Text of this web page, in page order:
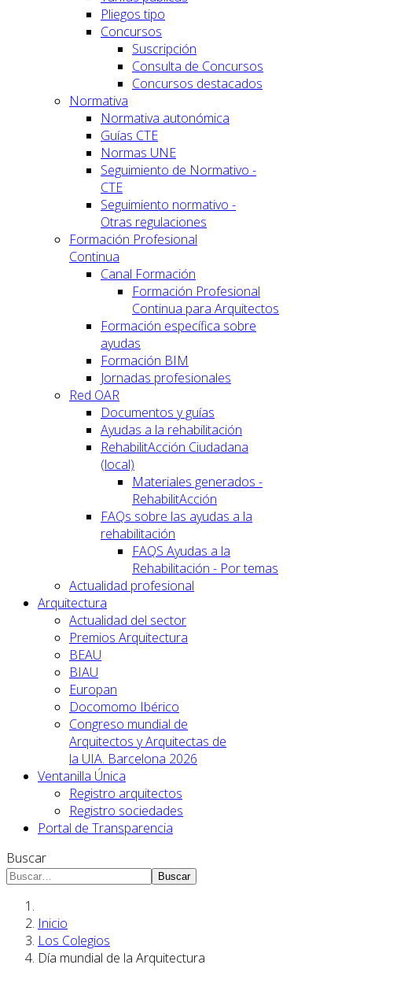
Pliegos tipo
Concursos
Suscripción
Consulta de Concursos
Concursos destacados
Normativa
Normativa autonómica
Guías CTE
Normas UNE
Seguimiento de Normativo -
CTE
Seguimiento normativo -
Otras regulaciones
Formación Profesional
Continua
Canal Formación
Formación Profesional
Continua para Arquitectos
Formación específica sobre
ayudas
Formación BIM
Jornadas profesionales
Red OAR
Documentos y guías
Ayudas a la rehabilitación
RehabilitAcción Ciudadana
(local)
Materiales generados -
RehabilitAcción
FAQs sobre las ayudas a la
rehabilitación
FAQS Ayudas a la
Rehabilitación - Por temas
Actualidad profesional
Arquitectura
Actualidad del sector
Premios Arquitectura
BEAU
BIAU
Europan
Docomomo Ibérico
Congreso mundial de
Arquitectos y Arquitectas de
la UIA. Barcelona 2026
Ventanilla Única
Registro arquitectos
Registro sociedades
Portal de Transparencia
Buscar
Buscar
Inicio
Los Colegios
Día mundial de la Arquitectura